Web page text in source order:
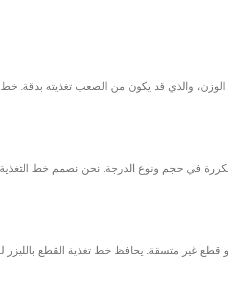
الوزن، والذي قد يكون من الصعب تغذيته بدقة.
متكررة في حجم ونوع الدرجة. نحن نصمم خط
قطع غير متسقة. يحافظ خط تغذية القطع